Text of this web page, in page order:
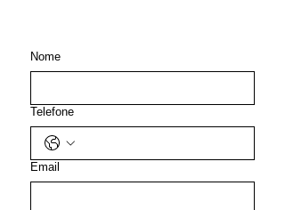
Nome
Telefone
Email